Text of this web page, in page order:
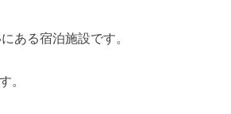
ある宿泊施設です。
。